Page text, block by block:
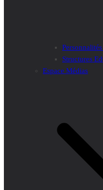
Structures
Espace Médias